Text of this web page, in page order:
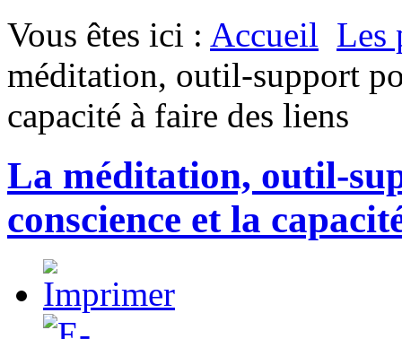
Vous êtes ici : Accueil Les
méditation, outil-support
capacité à faire des liens
La méditation, outil-
conscience et la